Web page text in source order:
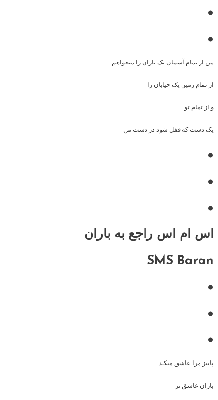
•
•
من از تمام آسمان یک باران را میخواهم
از تمام زمین یک خیابان را
و از تمام تو
یک دست که قفل شود در دست من
•
•
•
اس ام اس راجع به باران
SMS Baran
•
•
•
پاییز مرا عاشق میکند
باران عاشق تر